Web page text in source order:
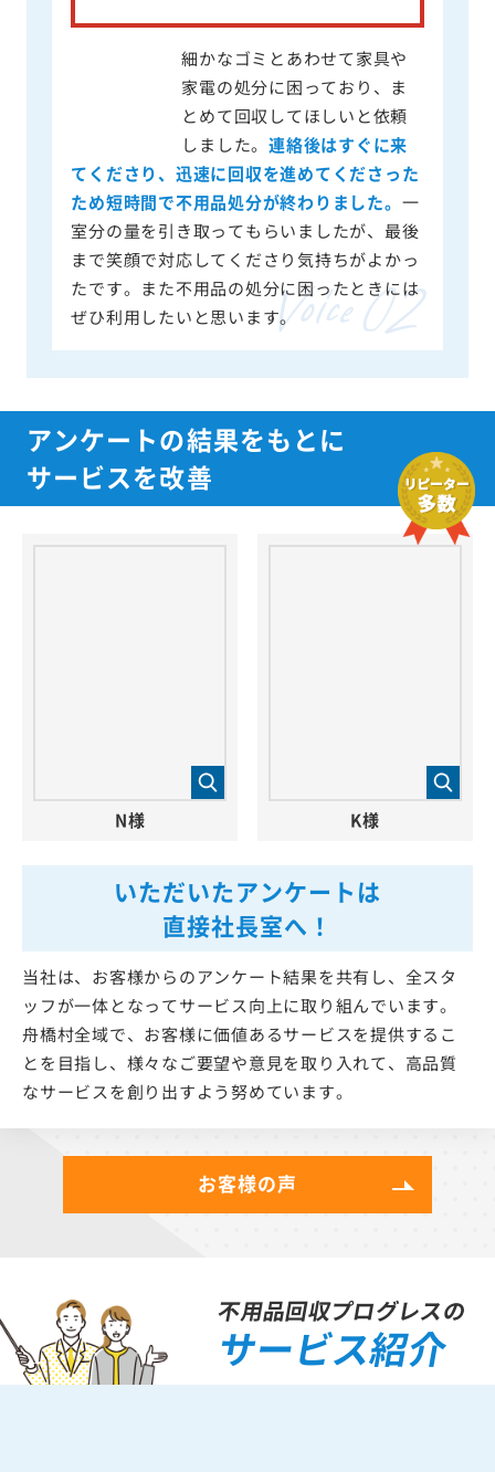
細かなゴミとあわせて家具や
家電の処分に困っており、ま
とめて回収してほしいと依頼
しました。連絡後はすぐに来
てくださり、迅速に回収を進めてくださった
ため短時間で不用品処分が終わりました。 一
室分の量を引き取ってもらいましたが、最後
まで笑顔で対応してくださり気持ちがよかっ
たです。また不用品の処分に困ったときには
ぜひ利用したいと思います。
アンケートの結果をもとに
サービスを改善
いただいたアンケートは
直接社長室へ！
当社は、お客様からのアンケート結果を共有し、全スタ
ッフが一体となってサービス向上に取り組んでいます。
舟橋村全域で、お客様に価値あるサービスを提供するこ
とを目指し、様々なご要望や意見を取り入れて、高品質
なサービスを創り出すよう努めています。
N様 K様
お客様の声
不用品回収プログレスの
サービス紹介